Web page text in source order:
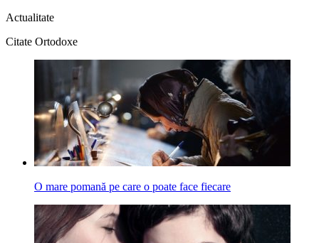
Actualitate
Citate Ortodoxe
O mare pomană pe care o poate face fiecare